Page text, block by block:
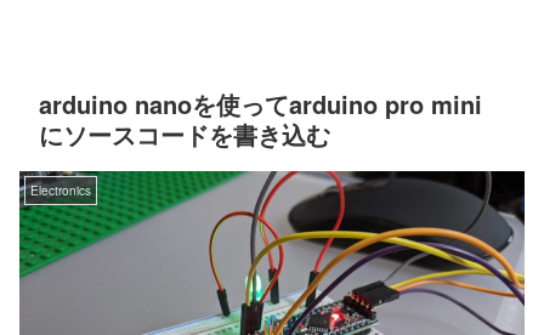
arduino nanoを使ってarduino pro mini
にソースコードを書き込む
Electronics